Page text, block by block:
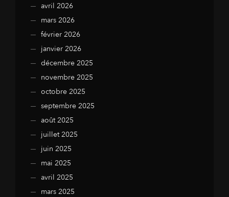
avril 2026
mars 2026
février 2026
janvier 2026
décembre 2025
novembre 2025
octobre 2025
septembre 2025
août 2025
juillet 2025
juin 2025
mai 2025
avril 2025
mars 2025